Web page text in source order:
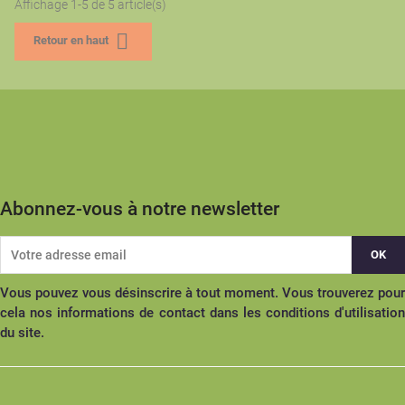
Affichage 1-5 de 5 article(s)
Retour en haut 
Abonnez-vous à notre newsletter
Vous pouvez vous désinscrire à tout moment. Vous trouverez pour
cela nos informations de contact dans les conditions d'utilisation
du site.